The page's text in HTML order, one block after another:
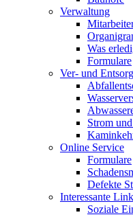
Verwaltung
Was
Formulare
Ver- und
Strom
Online Service
Formulare
Defekte
Interessante
Soziale